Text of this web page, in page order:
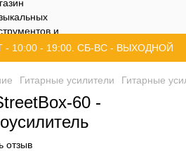
10:00 - 19:00. СБ-ВС - ВЫХОДНОЙ
Гитарные усилители Гитарные
60 -
отзыв